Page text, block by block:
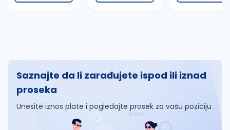
Saznajte da li zarađujete ispod ili iznad
proseka
Unesite iznos plate i pogledajte prosek za vašu poziciju